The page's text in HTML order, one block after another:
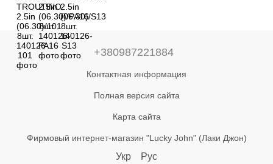
+380987221884
Контактная информация
Полная версия сайта
Карта сайта
Фирмовый интернет-магазин "Lucky John" (Лаки Джон)
Укр Рус